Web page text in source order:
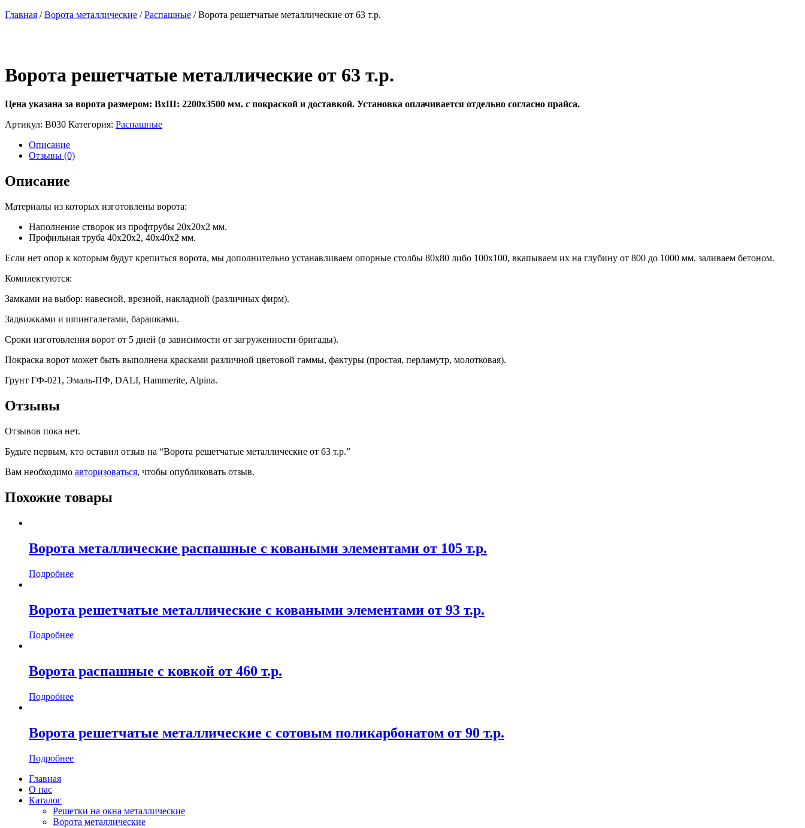
Главная /Ворота металлические /Распашные / Ворота решетчатые металлические от 63 т.р.
Ворота решетчатые металлические от 63 т.р.
Цена указана за ворота размером: ВхШ: 2200х3500 мм. с покраской и доставкой. Установка оплачивается отдельно согласно прайса.
Артикул: В030 Категория: Распашные
Описание
Отзывы (0)
Описание
Материалы из которых изготовлены ворота:
Наполнение створок из профтрубы 20х20х2 мм.
Профильная труба 40х20х2, 40х40х2 мм.
Если нет опор к которым будут крепиться ворота, мы дополнительно устанавливаем опорные столбы 80х80 либо 100х100, вкапываем их на глубину от 800 до 1000 мм. заливаем бетоном.
Комплектуются:
Замками на выбор: навесной, врезной, накладной (различных фирм).
Задвижками и шпингалетами, барашками.
Сроки изготовления ворот от 5 дней (в зависимости от загруженности бригады).
Покраска ворот может быть выполнена красками различной цветовой гаммы, фактуры (простая, перламутр, молотковая).
Грунт ГФ-021, Эмаль-ПФ, DALI, Hammerite, Alpina.
Отзывы
Отзывов пока нет.
Будьте первым, кто оставил отзыв на “Ворота решетчатые металлические от 63 т.р.”
Вам необходимо авторизоваться, чтобы опубликовать отзыв.
Похожие товары
Ворота металлические распашные с коваными элементами от 105 т.р.
Подробнее
Ворота решетчатые металлические с коваными элементами от 93 т.р.
Подробнее
Ворота распашные с ковкой от 460 т.р.
Подробнее
Ворота решетчатые металлические с сотовым поликарбонатом от 90 т.р.
Подробнее
Главная
О нас
Каталог
Решетки на окна металлические
Ворота металлические